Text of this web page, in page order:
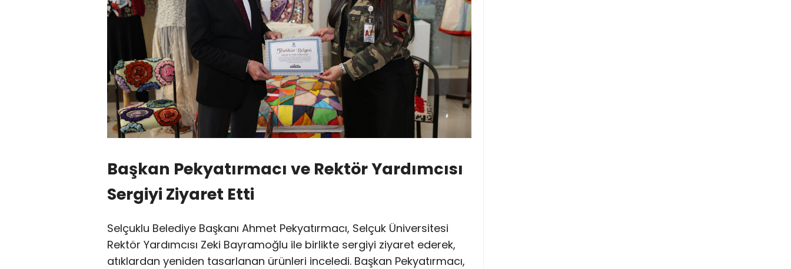
Başkan Pekyatırmacı ve Rektör Yardımcısı
Sergiyi Ziyaret Etti
Selçuklu Belediye Başkanı Ahmet Pekyatırmacı, Selçuk Üniversitesi
Rektör Yardımcısı Zeki Bayramoğlu ile birlikte sergiyi ziyaret ederek,
atıklardan yeniden tasarlanan ürünleri inceledi. Başkan Pekyatırmacı,